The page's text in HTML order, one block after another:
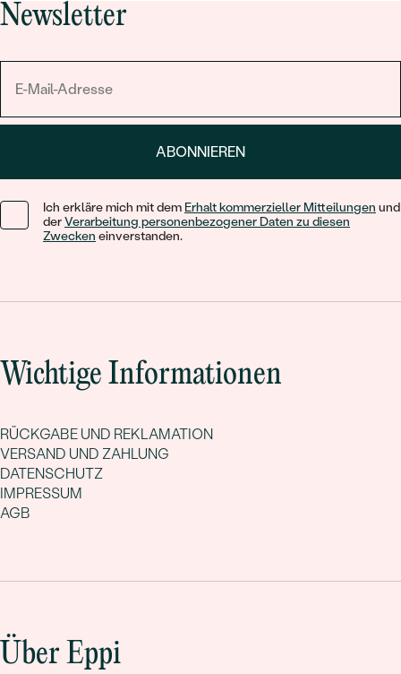
Newsletter
ABONNIEREN
Ich erkläre mich mit dem Erhalt kommerzieller Mitteilungen und
derVerarbeitung personenbezogener Daten zu diesen
Zwecken einverstanden.
Wichtige Informationen
RÜCKGABE UND REKLAMATION
VERSAND UND ZAHLUNG
DATENSCHUTZ
IMPRESSUM
AGB
Über Eppi